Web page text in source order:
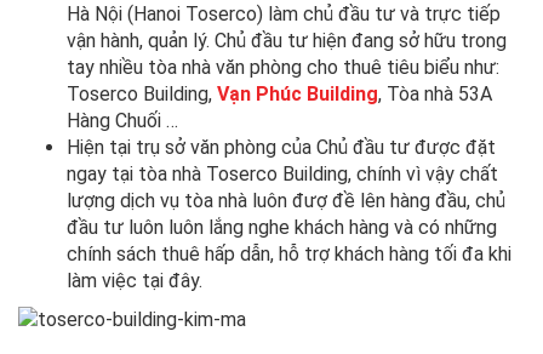
Hà Nội (Hanoi Toserco) làm chủ đầu tư và trực tiếp
vận hành, quản lý. Chủ đầu tư hiện đang sở hữu trong
tay nhiều tòa nhà văn phòng cho thuê tiêu biểu như:
Toserco Building, Vạn Phúc Building, Tòa nhà 53A
Hàng Chuối …
Hiện tại trụ sở văn phòng của Chủ đầu tư được đặt
ngay tại tòa nhà Toserco Building, chính vì vậy chất
lượng dịch vụ tòa nhà luôn đượ đề lên hàng đầu, chủ
đầu tư luôn luôn lắng nghe khách hàng và có những
chính sách thuê hấp dẫn, hỗ trợ khách hàng tối đa khi
làm việc tại đây.